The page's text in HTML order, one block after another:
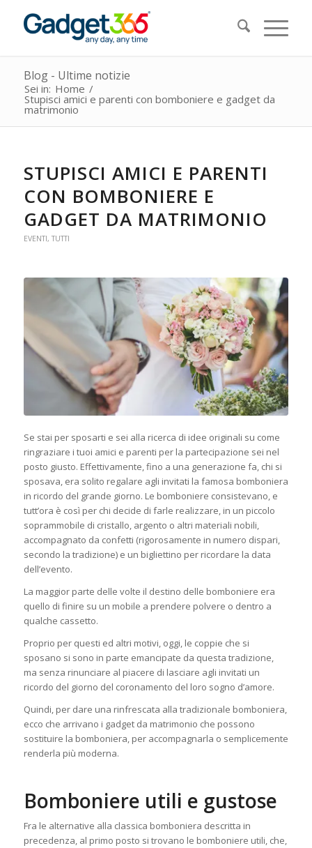
Blog - Ultime notizie
Sei in: Home /
Stupisci amici e parenti con bomboniere e gadget da
matrimonio
STUPISCI AMICI E PARENTI
CON BOMBONIERE E
GADGET DA MATRIMONIO
EVENTI, TUTTI
Se stai per sposarti e sei alla ricerca di idee originali su come
ringraziare i tuoi amici e parenti per la partecipazione sei nel
posto giusto. Effettivamente, fino a una generazione fa, chi si
sposava, era solito regalare agli invitati la famosa bomboniera
in ricordo del grande giorno. Le bomboniere consistevano, e
tutt’ora è così per chi decide di farle realizzare, in un piccolo
soprammobile di cristallo, argento o altri materiali nobili,
accompagnato da confetti (rigorosamente in numero dispari,
secondo la tradizione) e un bigliettino per ricordare la data
dell’evento.
La maggior parte delle volte il destino delle bomboniere era
quello di finire su un mobile a prendere polvere o dentro a
qualche cassetto.
Proprio per questi ed altri motivi, oggi, le coppie che si
sposano si sono in parte emancipate da questa tradizione,
ma senza rinunciare al piacere di lasciare agli invitati un
ricordo del giorno del coronamento del loro sogno d’amore.
Quindi, per dare una rinfrescata alla tradizionale bomboniera,
ecco che arrivano i gadget da matrimonio che possono
sostituire la bomboniera, per accompagnarla o semplicemente
renderla più moderna.
Bomboniere utili e gustose
Fra le alternative alla classica bomboniera descritta in
precedenza, al primo posto si trovano le bomboniere utili, che,